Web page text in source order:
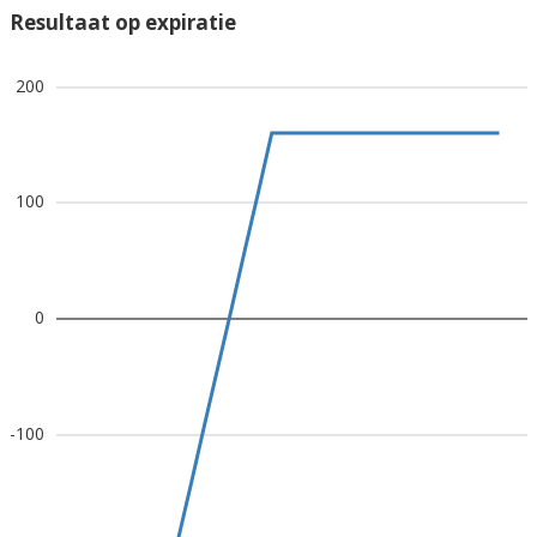
Resultaat op expiratie
-100
0
100
200